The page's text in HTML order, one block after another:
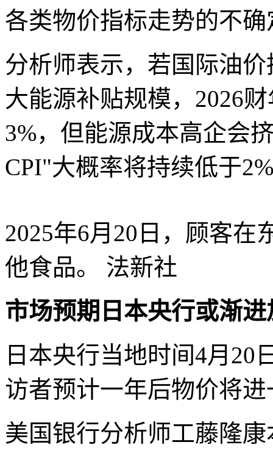
各类物价指标走势的不
分析师表示，若国际油
大能源补贴规模，2026
3%，但能源成本高企会
CPI"大概率将持续低于
2025年6月20日，顾客在
他食品。 法新社
市场预期日本央行或渐进
日本央行当地时间4月20
访者预计一年后物价将
美国银行分析师工藤隆